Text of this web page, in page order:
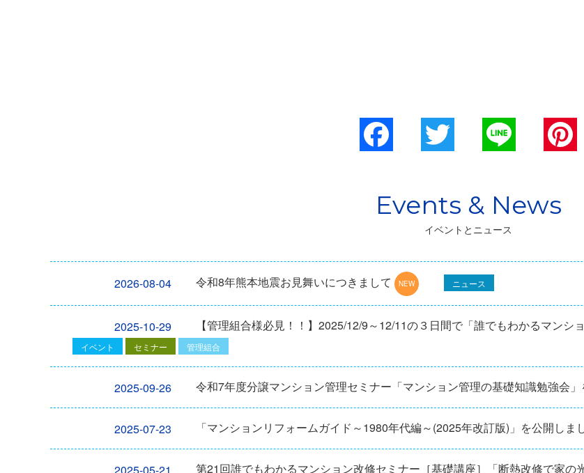
Facebook
イベントとニュース
2026-08-04 令和8年熊本地震お見舞いにつきまして ニュース
2025-10-29 【管理組合様必見！！】2025/12/9～12/11の３日間で「誰でもわかるマンシ
イベント セミナー 管理組合
2025-09-26 令和7年度分譲マンション管理セミナー「マンション管理の基礎知識勉強会」
2025-07-23 「マンションリフォームガイド～1980年代編～(2025年改訂版)」を公開しま
2025-05-21 第21回誰でもわかるマンション改修セミナー［基礎講座］「断熱改修で家の